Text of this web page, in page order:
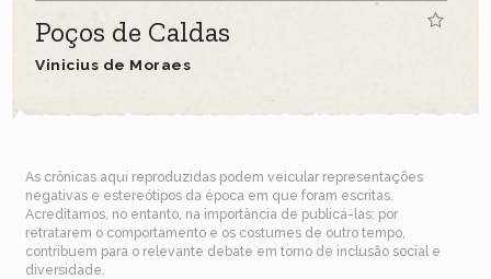
Poços de Caldas
Vinicius de Moraes
As crônicas aqui reproduzidas podem veicular representações
negativas e estereótipos da época em que foram escritas.
Acreditamos, no entanto, na importância de publicá-las: por
retratarem o comportamento e os costumes de outro tempo,
contribuem para o relevante debate em torno de inclusão social e
diversidade.